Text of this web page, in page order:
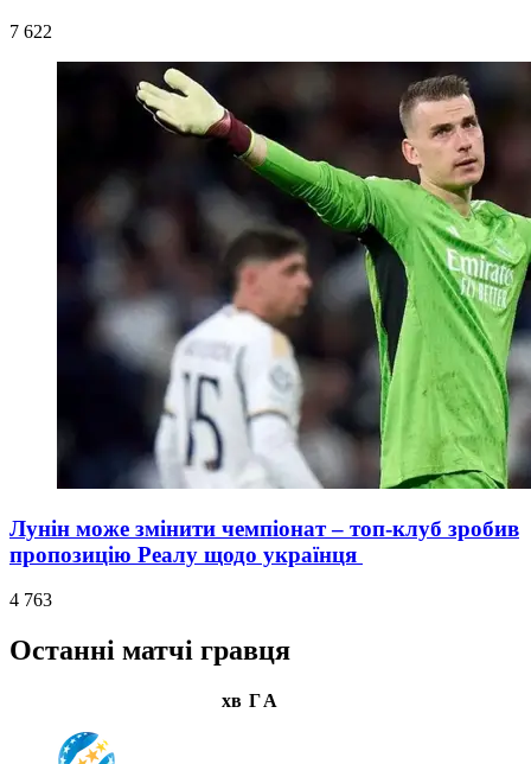
7 622
Лунін може змінити чемпіонат – топ-клуб зробив
пропозицію Реалу щодо українця
4 763
Останні матчі гравця
хв ГА